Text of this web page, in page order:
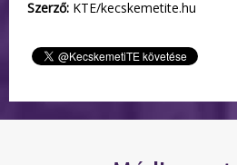
Szerző: KTE/kecskemetite.hu